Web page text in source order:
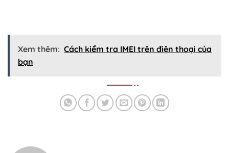
Xem thêm: Cách kiểm tra IMEI trên điện thoại của
bạn